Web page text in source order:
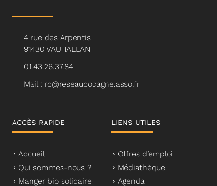
4 rue des Arpentis
91430 VAUHALLAN
01.43.26.37.84
Mail : rc@reseaucocagne.asso.fr
ACCÈS RAPIDE
Accueil
Qui sommes-nous ?
Manger bio solidaire
LIENS UTILES
Offres d’emploi
Médiathèque
Agenda